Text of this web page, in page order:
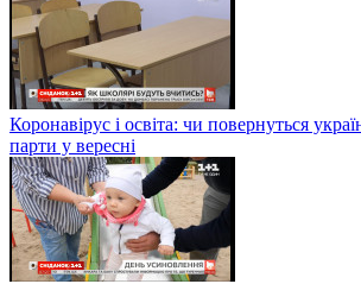
Коронавірус і освіта: чи повернуться
парти у вересні